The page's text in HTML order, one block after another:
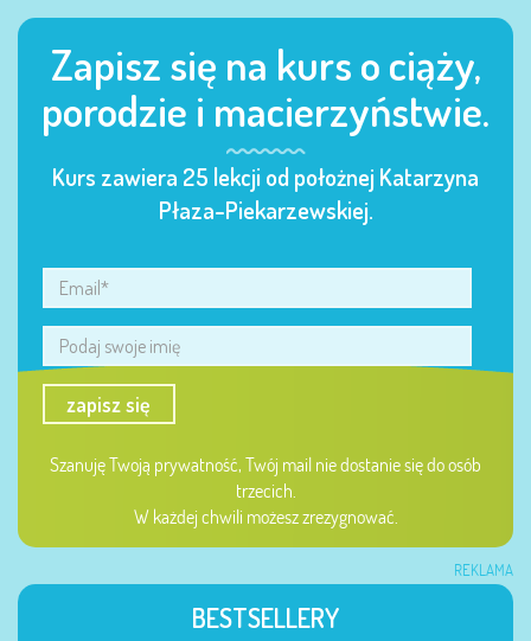
Zapisz się na kurs o ciąży,
porodzie i macierzyństwie.
Kurs zawiera 25 lekcji od położnej Katarzyna
Płaza-Piekarzewskiej.
zapisz się
Szanuję Twoją prywatność, Twój mail nie dostanie się do osób
trzecich.
W każdej chwili możesz zrezygnować.
REKLAMA
BESTSELLERY